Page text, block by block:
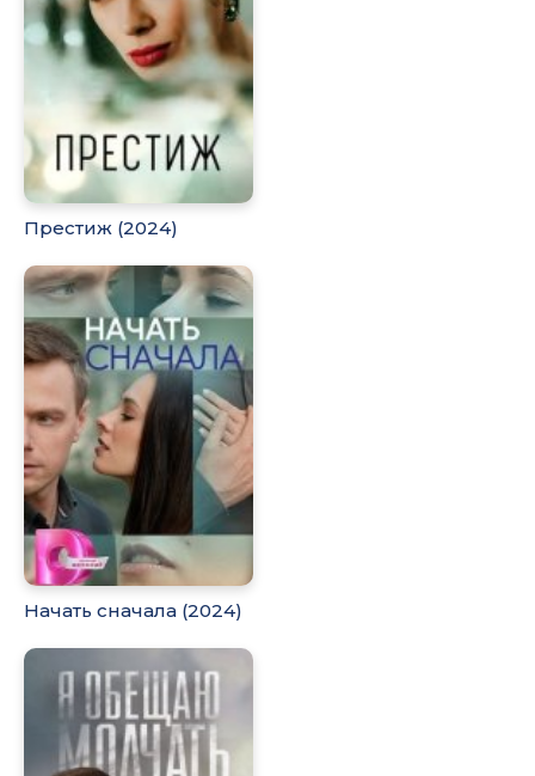
Престиж (2024)
Начать сначала (2024)